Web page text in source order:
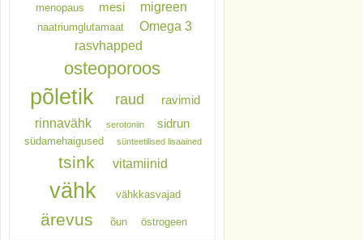
menopaus mesi migreen
naatriumglutamaat
Omega 3
rasvhapped
osteoporoos
põletik raud ravimid
rinnavähk serotoniin sidrun
südamehaigused sünteetilised lisaained
tsink vitamiinid
vähk vähkkasvajad
ärevus õun östrogeen